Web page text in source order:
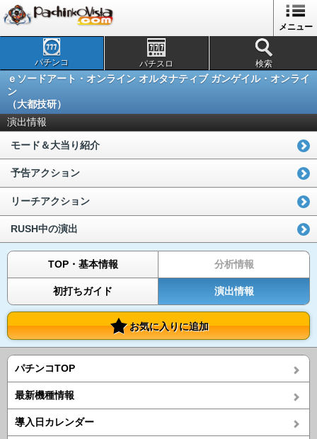
メニュー
パチンコ パチスロ 検索
ｅソードアート・オンライン オルタナティブ ガンゲイル・オンライ
ン
（大都技研）
演出情報
モード＆大当り紹介
予告アクション
リーチアクション
RUSH中の演出
TOP・基本情報 分析情報
初打ちガイド 演出情報
お気に入りに追加
パチンコTOP
最新機種情報
導入日カレンダー